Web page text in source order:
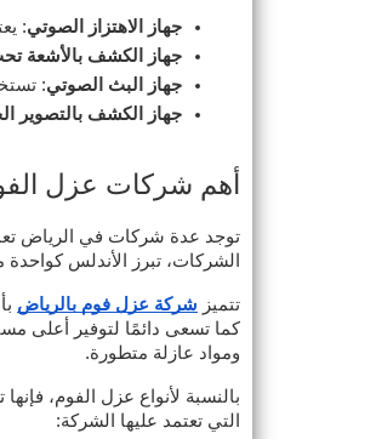
جهاز الاهتزاز الصوتي:
جهاز الكشف بالأشعة
جهاز البث الصوتي:
جهاز الكشف بالتصوير
أهم شركات عزل
توجد عدة شركات في الرياض
الشركات، تبرز الأندلس
تتميز شركة عزل فوم بالرياض
كما تسعى دائمًا لتوفير أعلى
ومواد عازلة متطورة.
بالنسبة لأنواع عزل الفوم،
التي تعتمد عليها الشركة: